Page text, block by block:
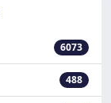
6073
488